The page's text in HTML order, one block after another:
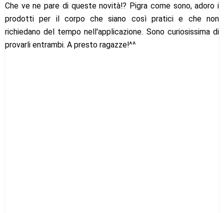
Che ve ne pare di queste novità!? Pigra come sono, adoro i
prodotti per il corpo che siano così pratici e che non
richiedano del tempo nell'applicazione. Sono curiosissima di
provarli entrambi. A presto ragazze!^^